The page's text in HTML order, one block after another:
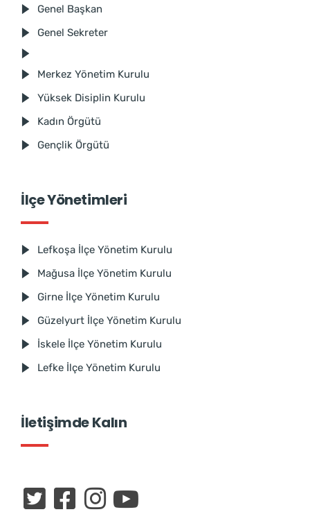
Genel Başkan
Genel Sekreter
Merkez Yönetim Kurulu
Yüksek Disiplin Kurulu
Kadın Örgütü
Gençlik Örgütü
İlçe Yönetimleri
Lefkoşa İlçe Yönetim Kurulu
Mağusa İlçe Yönetim Kurulu
Girne İlçe Yönetim Kurulu
Güzelyurt İlçe Yönetim Kurulu
İskele İlçe Yönetim Kurulu
Lefke İlçe Yönetim Kurulu
İletişimde Kalın